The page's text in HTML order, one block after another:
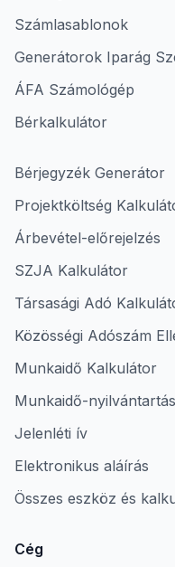
Számlasablonok
Generátorok Iparág
ÁFA Számológép
Bérkalkulátor
Bérjegyzék Generátor
Projektköltség
Árbevétel-előrejelzés
SZJA Kalkulátor
Társasági Adó
Közösségi Adószám
Munkaidő Kalkulátor
Munkaidő-nyilvántartás
Jelenléti ív
Elektronikus aláírás
Összes eszköz és
Cég